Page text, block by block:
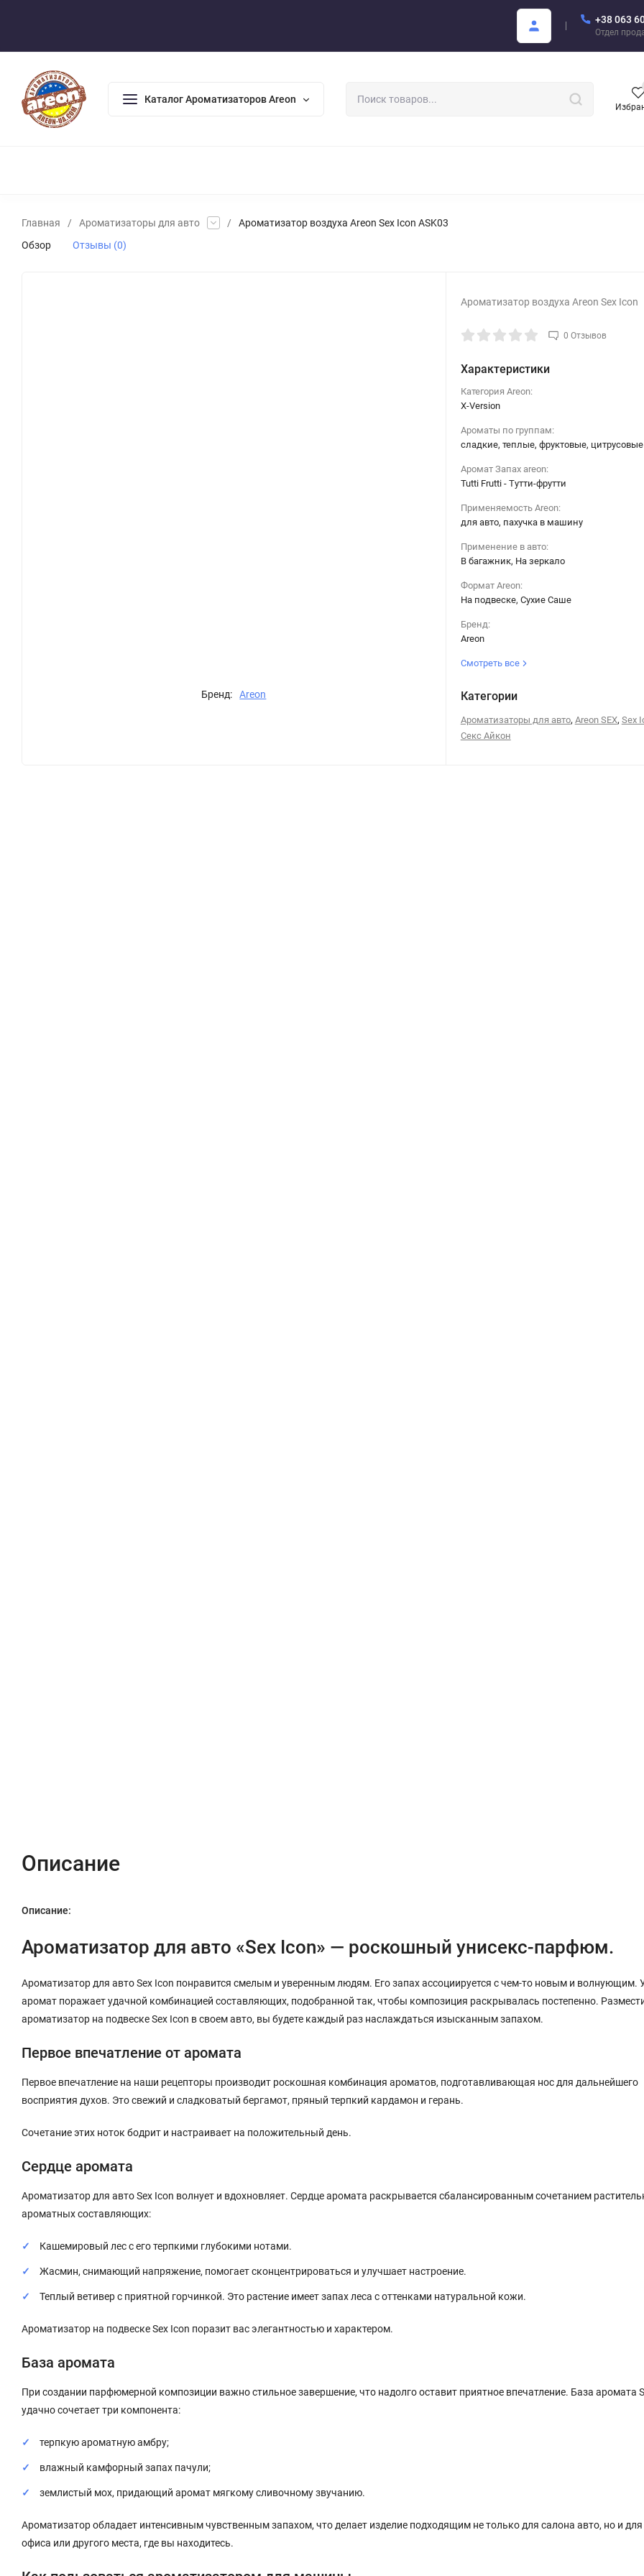
+38 063
Отдел
Каталог Ароматизаторов Areon
Главная / Ароматизаторы для авто /
Ароматизатор воздуха Areon Sex Icon ASK03
Обзор
Отзывы (0)
Бренд: Areon
Ароматизатор воздуха Areon Sex Icon
0 Отзывов
Характеристики
Категория Areon:
X-Version
Ароматы по группам:
сладкие, теплые, фруктовые, цитрусовые
Аромат Запах areon:
Tutti Frutti - Тутти-фрутти
Применяемость Areon:
для авто, пахучка в машину
Применение в авто:
В багажник, На зеркало
Формат Areon:
На подвеске, Сухие Саше
Бренд:
Areon
Смотреть все
Категории
Ароматизаторы для авто, Areon SEX, Sex
Секс Айкон
Описание
Описание:
Ароматизатор для авто «Sex Icon» — роскошный унисекс-парфюм.
Ароматизатор для авто Sex Icon понравится смелым и уверенным людям. Его запах ассоциируется с чем-то новым и волнующим.
аромат поражает удачной комбинацией составляющих, подобранной так, чтобы композиция раскрывалась постепенно.
ароматизатор на подвеске Sex Icon в своем авто, вы будете каждый раз наслаждаться изысканным запахом.
Первое впечатление от аромата
Первое впечатление на наши рецепторы производит роскошная комбинация ароматов, подготавливающая нос для дальнейшего
восприятия духов. Это свежий и сладковатый бергамот, пряный терпкий кардамон и герань.
Сочетание этих ноток бодрит и настраивает на положительный день.
Сердце аромата
Ароматизатор для авто Sex Icon волнует и вдохновляет. Сердце аромата раскрывается сбалансированным сочетанием
ароматных составляющих:
Кашемировый лес с его терпкими глубокими нотами.
Жасмин, снимающий напряжение, помогает сконцентрироваться и улучшает настроение.
Теплый ветивер с приятной горчинкой. Это растение имеет запах леса с оттенками натуральной кожи.
Ароматизатор на подвеске Sex Icon поразит вас элегантностью и характером.
База аромата
При создании парфюмерной композиции важно стильное завершение, что надолго оставит приятное впечатление. База аромата
удачно сочетает три компонента:
терпкую ароматную амбру;
влажный камфорный запах пачули;
землистый мох, придающий аромат мягкому сливочному звучанию.
Ароматизатор обладает интенсивным чувственным запахом, что делает изделие подходящим не только для салона авто, но и
офиса или другого места, где вы находитесь.